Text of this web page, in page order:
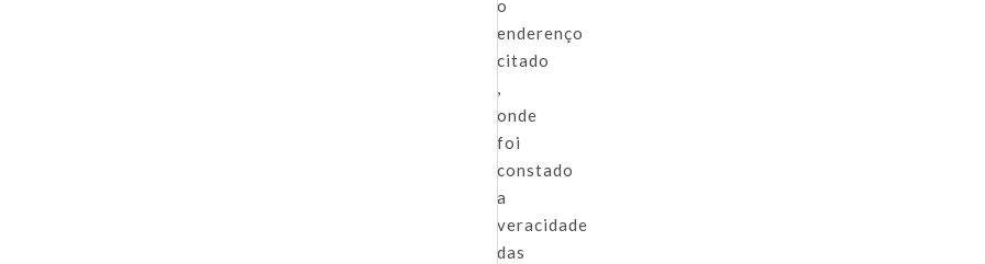
o
enderenço
citado
,
onde
foi
constado
a
veracidade
das